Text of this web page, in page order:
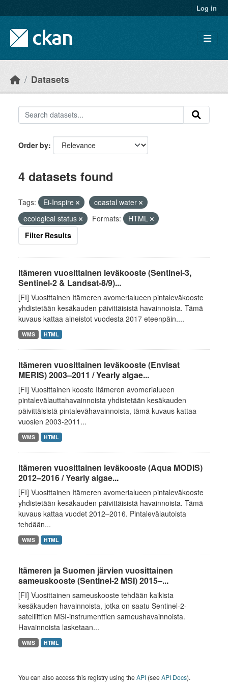
Log in
Datasets
Order by
4 datasets found
Tags: Ei-Inspire
coastal water
ecological status
Formats:
HTML
Filter Results
Itämeren vuosittainen leväkooste (Sentinel-3,
Sentinel-2 & Landsat-8/9)...
[FI] Vuosittainen Itämeren avomerialueen pintaleväkooste
yhdistetään kesäkauden päivittäisistä havainnoista. Tämä
kuvaus kattaa aineistot vuodesta 2017 eteenpäin....
WMS HTML
Itämeren vuosittainen leväkooste (Envisat
MERIS) 2003–2011 / Yearly algae...
[FI] Vuosittainen kooste Itämeren avomerialueen
pintalevälauttahavainnoista yhdistetään kesäkauden
päivittäisistä pintalevähavainnoista, tämä kuvaus kattaa
vuosien 2003-2011...
WMS HTML
Itämeren vuosittainen leväkooste (Aqua MODIS)
2012–2016 / Yearly algae...
[FI] Vuosittainen Itämeren avomerialueen pintaleväkooste
yhdistetään kesäkauden päivittäisistä havainnoista. Tämä
kuvaus kattaa vuodet 2012–2016. Pintalevälautoista
tehdään...
WMS HTML
Itämeren ja Suomen järvien vuosittainen
sameuskooste (Sentinel-2 MSI) 2015–...
[FI] Vuosittainen sameuskooste tehdään kaikista
kesäkauden havainnoista, jotka on saatu Sentinel-2-
satelliittien MSI-instrumenttien sameushavainnoista.
Havainnoista lasketaan...
WMS HTML
You can also access this registry using theAPI (seeAPI Docs).